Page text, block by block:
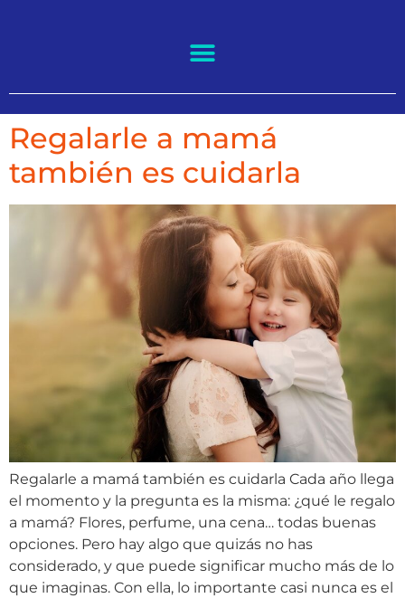
Regalarle a mamá
también es cuidarla
Regalarle a mamá también es cuidarla Cada año llega
el momento y la pregunta es la misma: ¿qué le regalo
a mamá? Flores, perfume, una cena… todas buenas
opciones. Pero hay algo que quizás no has
considerado, y que puede significar mucho más de lo
que imaginas. Con ella, lo importante casi nunca es el